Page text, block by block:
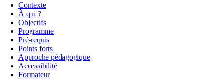
Contexte
À qui ?
Objectifs
Programme
Pré-requis
Points forts
Approche pédagogique
Accessibilité
Formateur